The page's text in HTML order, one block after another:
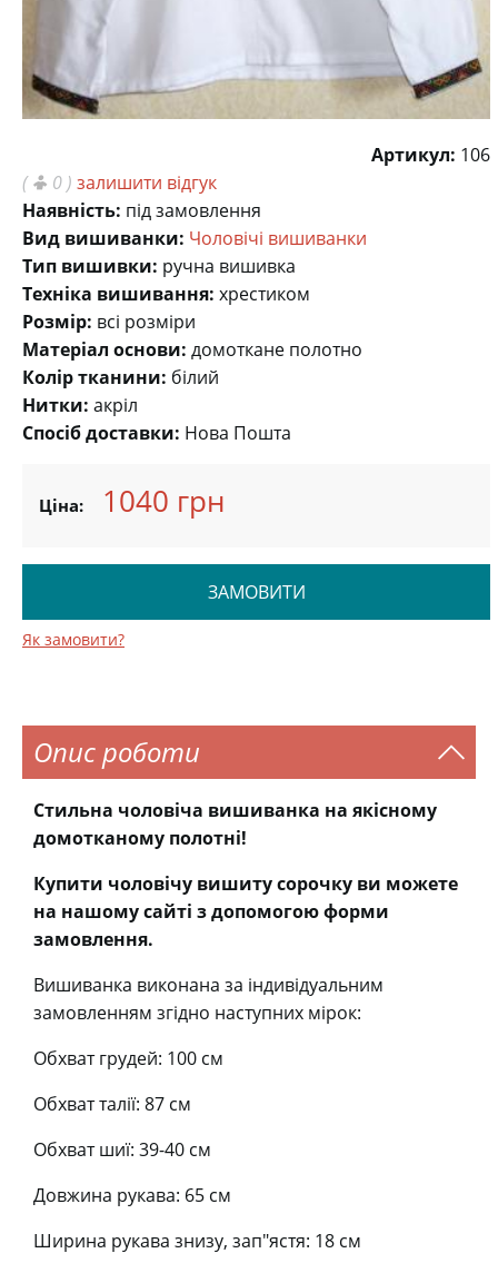
Артикул: 106
(
0 ) залишити відгук
Наявність: під замовлення
Вид вишиванки: Чоловічі вишиванки
Тип вишивки: ручна вишивка
Техніка вишивання: хрестиком
Розмір: всі розміри
Матеріал основи: домоткане полотно
Колір тканини: білий
Нитки: акріл
Спосіб доставки: Нова Пошта
Ціна: 1040 грн
ЗАМОВИТИ
Як замовити?
Опис роботи
Стильна чоловіча вишиванка на якісному
домотканому полотні!
Купити чоловічу вишиту сорочку ви можете
на нашому сайті з допомогою форми
замовлення.
Вишиванка виконана за індивідуальним
замовленням згідно наступних мірок:
Обхват грудей: 100 см
Обхват талії: 87 см
Обхват шиї: 39-40 см
Довжина рукава: 65 см
Ширина рукава знизу, зап"ястя: 18 см